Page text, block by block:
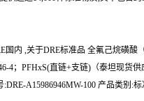
国内 ,关于DRE标准品 全氟己烷磺酸
4；PFHxS(直链+支链)（泰坦现货供
:DRE-A15986946MW-100 产品类别:标